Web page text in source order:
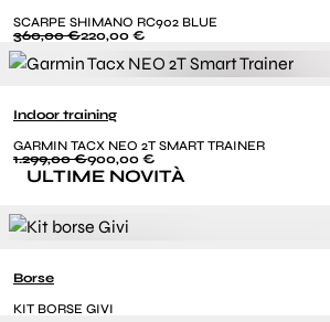
SCARPE SHIMANO RC902 BLUE
360,00 €220,00 €
Indoor training
GARMIN TACX NEO 2T SMART TRAINER
1.299,00 €900,00 €
ULTIME NOVITÀ
Borse
KIT BORSE GIVI